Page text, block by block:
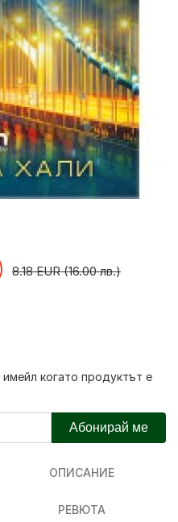
8.18 EUR (16.00 лв.)
когато продуктът е
Абонирай ме
ОПИСАНИЕ
РЕВЮТА